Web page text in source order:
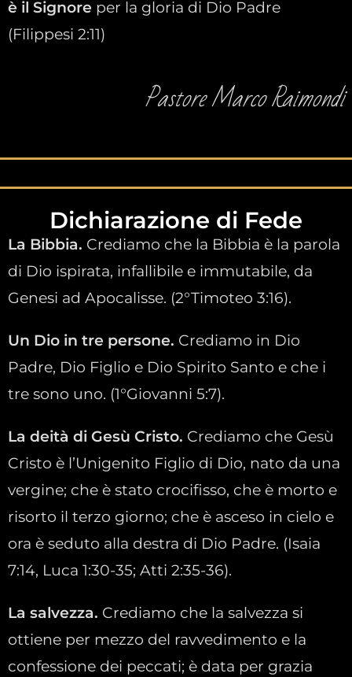
è il Signore per la gloria di Dio Padre
(Filippesi 2:11)
Pastore Marco Raimondi
Dichiarazione di Fede
La Bibbia. Crediamo che la Bibbia è la parola
di Dio ispirata, infallibile e immutabile, da
Genesi ad Apocalisse. (2°Timoteo 3:16).
Un Dio in tre persone. Crediamo in Dio
Padre, Dio Figlio e Dio Spirito Santo e che i
tre sono uno. (1°Giovanni 5:7).
La deità di Gesù Cristo. Crediamo che Gesù
Cristo è l’Unigenito Figlio di Dio, nato da una
vergine; che è stato crocifisso, che è morto e
risorto il terzo giorno; che è asceso in cielo e
ora è seduto alla destra di Dio Padre. (Isaia
7:14, Luca 1:30-35; Atti 2:35-36).
La salvezza. Crediamo che la salvezza si
ottiene per mezzo del ravvedimento e la
confessione dei peccati; è data per grazia